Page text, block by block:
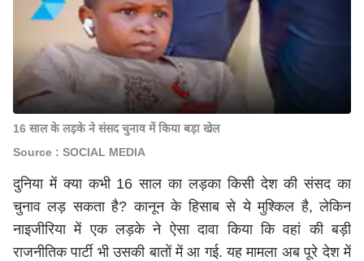
16 साल के लड़के ने संसद चुनाव में किया बड़ा खेल
Source : SOCIAL MEDIA
दुनिया में क्या कभी 16 साल का लड़का किसी देश की संसद का
चुनाव लड़ सकता है? कानून के हिसाब से ये मुश्किल है, लेकिन
नाइजीरिया में एक लड़के ने ऐसा दावा किया कि वहां की बड़ी
राजनीतिक पार्टी भी उसकी बातों में आ गई. यह मामला अब पूरे देश में